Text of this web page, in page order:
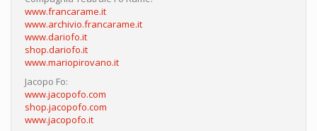
www.francarame.it
www.archivio.francarame.it
www.dariofo.it
shop.dariofo.it
www.mariopirovano.it
Jacopo Fo:
www.jacopofo.com
shop.jacopofo.com
www.jacopofo.it